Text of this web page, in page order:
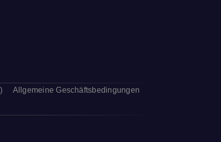
Allgemeine Geschäftsbedingungen